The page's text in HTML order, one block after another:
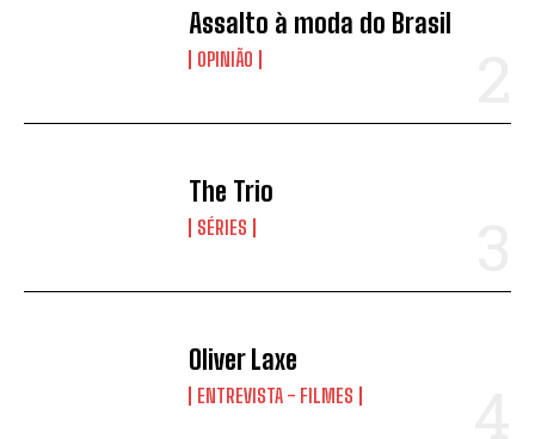
Assalto à moda do Brasil
OPINIÃO
The Trio
SÉRIES
Oliver Laxe
ENTREVISTA - FILMES